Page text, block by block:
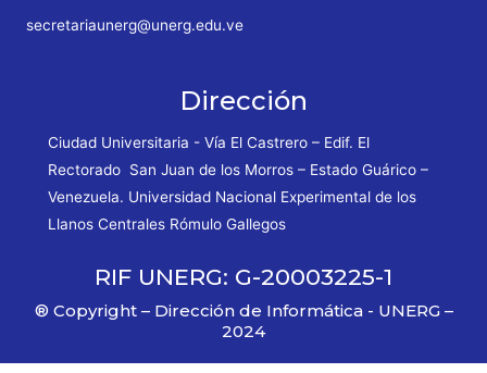
secretariaunerg@unerg.edu.ve
Dirección
Ciudad Universitaria - Vía El Castrero – Edif. El
Rectorado San Juan de los Morros – Estado Guárico –
Venezuela. Universidad Nacional Experimental de los
Llanos Centrales Rómulo Gallegos
RIF UNERG: G-20003225-1
® Copyright – Dirección de Informática - UNERG –
2024